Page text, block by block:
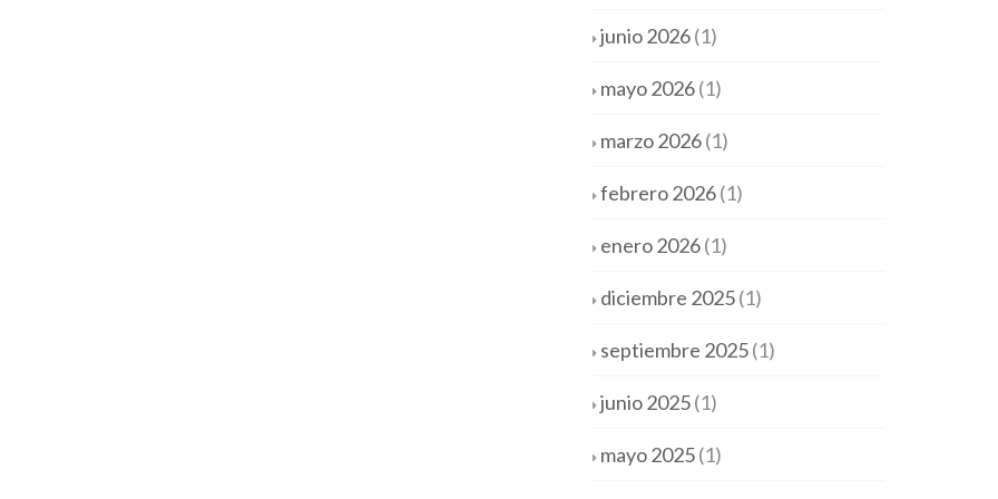
junio 2026(1)
mayo 2026(1)
marzo 2026(1)
febrero 2026(1)
enero 2026(1)
diciembre 2025(1)
septiembre 2025(1)
junio 2025(1)
mayo 2025(1)